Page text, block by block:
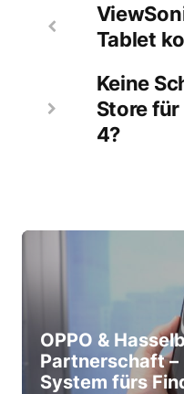
Tablet
Keine
Store
4?
OPPO &
Partnerschaft –
System fürs